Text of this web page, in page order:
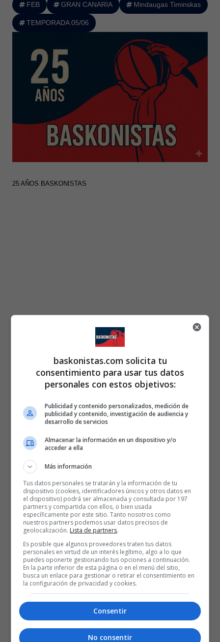
FEB GRAN CANARIA Mindaugas Timinskas
TEMPORADA 05/06
25 AÑOS BASKONISTAS
baskonistas.com solicita tu
consentimiento para usar tus datos
personales con estos objetivos:
Publicidad y contenido personalizados, medición de
publicidad y contenido, investigación de audiencia y
desarrollo de servicios
Almacenar la información en un dispositivo y/o
acceder a ella
Más información
Tus datos personales se tratarán y la información de tu
dispositivo (cookies, identificadores únicos y otros datos en
el dispositivo) podrá ser almacenada y consultada por 197
partners y compartida con ellos, o bien usada
específicamente por este sitio. Tanto nosotros como
nuestros partners podemos usar datos precisos de
geolocalización. Lista de partners.
Es posible que algunos proveedores traten tus datos
personales en virtud de un interés legítimo, algo a lo que
puedes oponerte gestionando tus opciones a continuación.
En la parte inferior de esta página o en el menú del sitio,
busca un enlace para gestionar o retirar el consentimiento en
la configuración de privacidad y cookies.
Consentir
No consentir